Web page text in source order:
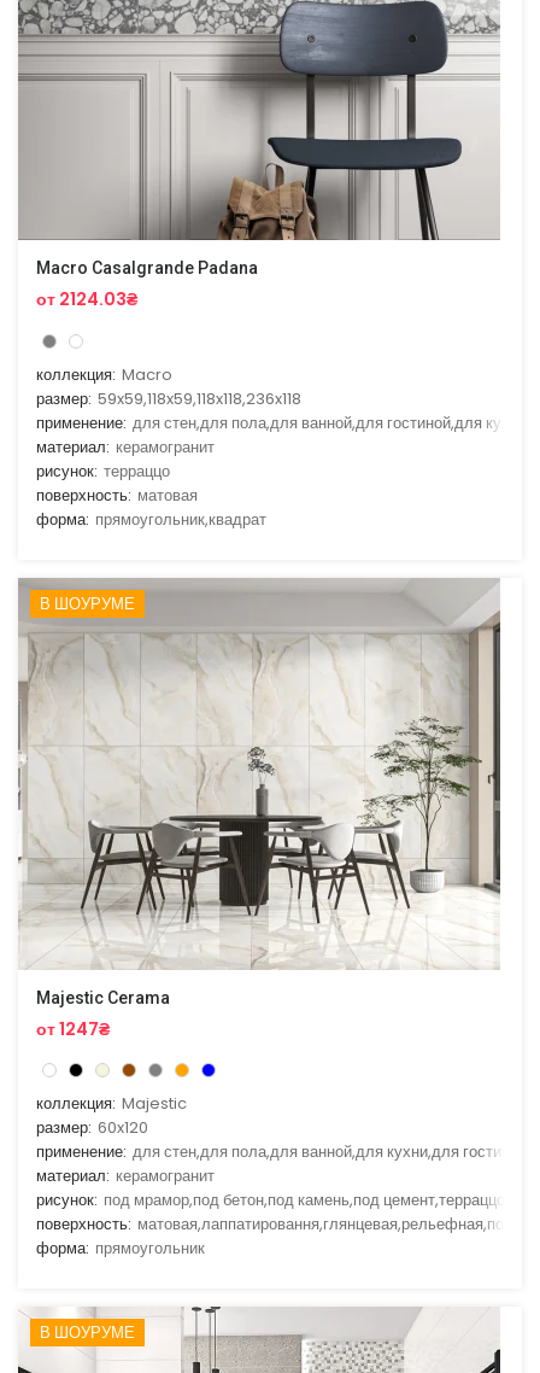
Macro Casalgrande Padana
от 2124.03₴
коллекция: Macro
размер: 59x59,118x59,118x118,236x118
применение: для стен,для пола,для ванной,для гостиной,для кухни
материал: керамогранит
рисунок: терраццо
поверхность: матовая
форма: прямоугольник,квадрат
В ШОУРУМЕ
Majestic Cerama
от 1247₴
коллекция: Majestic
размер: 60x120
применение: для стен,для пола,для ванной,для кухни,для гостиной
материал: керамогранит
рисунок: под мрамор,под бетон,под камень,под цемент,терраццо
поверхность:
форма: прямоугольник
В ШОУРУМЕ